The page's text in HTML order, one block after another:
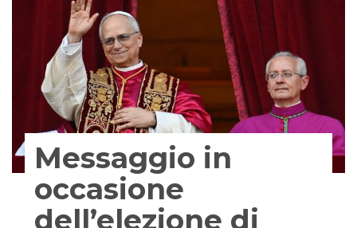
Messaggio in
occasione
dell’elezione di